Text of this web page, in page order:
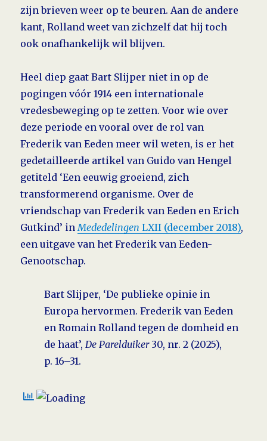
zijn brieven weer op te beuren. Aan de andere
kant, Rolland weet van zichzelf dat hij toch
ook onafhankelijk wil blijven.
Heel diep gaat Bart Slijper niet in op de
pogingen vóór 1914 een internationale
vredesbeweging op te zetten. Voor wie over
deze periode en vooral over de rol van
Frederik van Eeden meer wil weten, is er het
gedetailleerde artikel van Guido van Hengel
getiteld ‘Een eeuwig groeiend, zich
transformerend organisme. Over de
vriendschap van Frederik van Eeden en Erich
Gutkind’ in Mededelingen LXII (december 2018),
een uitgave van het Frederik van Eeden-
Genootschap.
Bart Slijper, ‘De publieke opinie in
Europa hervormen. Frederik van Eeden
en Romain Rolland tegen de domheid en
de haat’, De Parelduiker30, nr. 2 (2025),
p. 16–31.